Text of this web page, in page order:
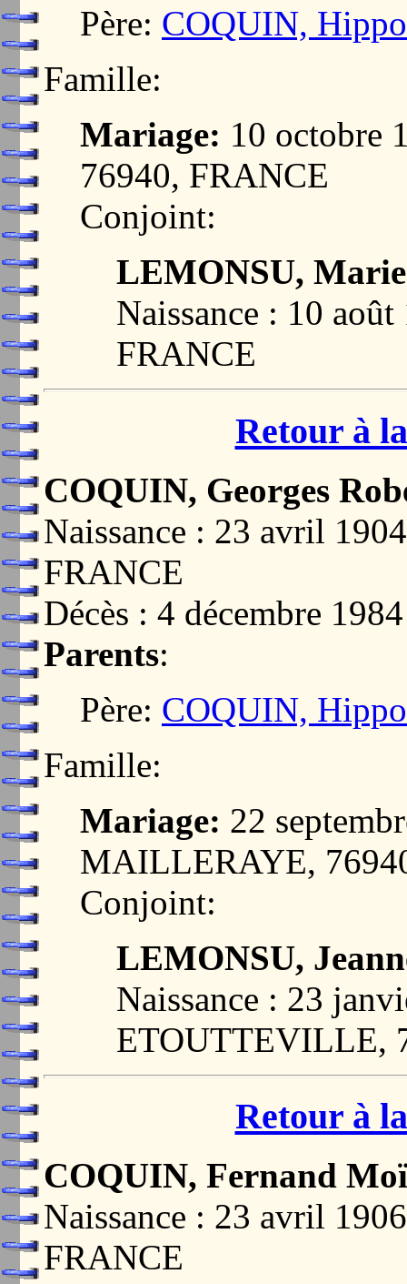
Père: COQUIN,
Famille:
Mariage: 10 octobre
76940, FRANCE
Conjoint:
LEMONSU,
Naissance : 10
FRANCE
Retour à
COQUIN, Georges
Naissance : 23 avril
FRANCE
Décès : 4 décembre
Parents:
Père: COQUIN,
Famille:
Mariage: 22
MAILLERAYE,
Conjoint:
LEMONSU,
Naissance : 23
ETOUTTEVILLE,
Retour à
COQUIN, Fernand
Naissance : 23 avril
FRANCE